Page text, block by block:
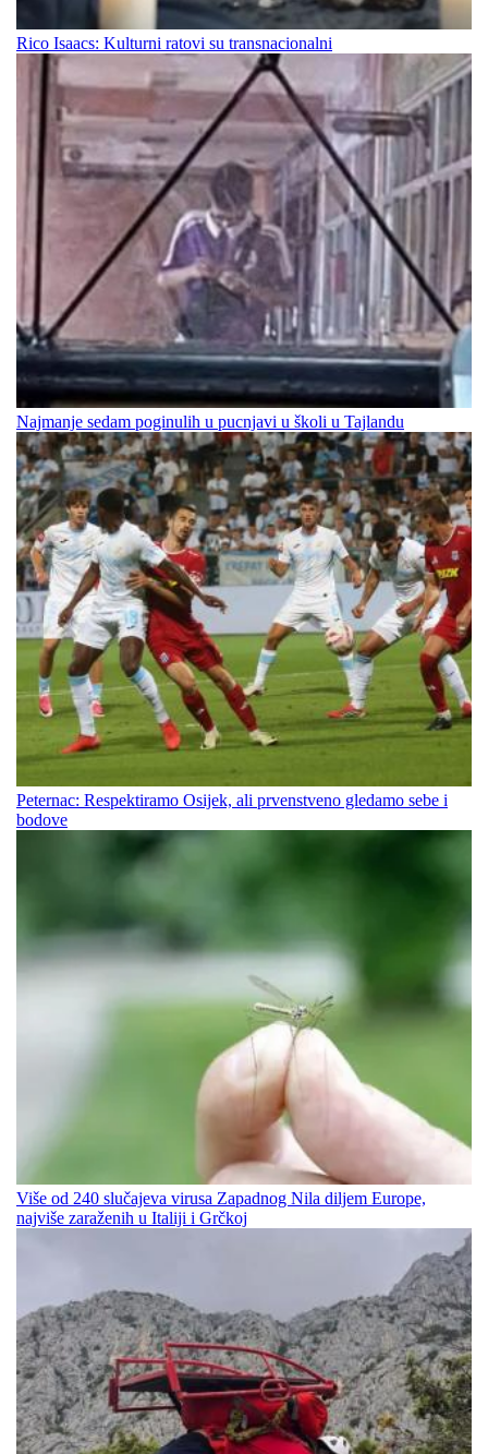
Rico Isaacs: Kulturni ratovi su transnacionalni
Najmanje sedam poginulih u pucnjavi u školi u Tajlandu
Peternac: Respektiramo Osijek, ali prvenstveno gledamo sebe i
bodove
Više od 240 slučajeva virusa Zapadnog Nila diljem Europe,
najviše zaraženih u Italiji i Grčkoj